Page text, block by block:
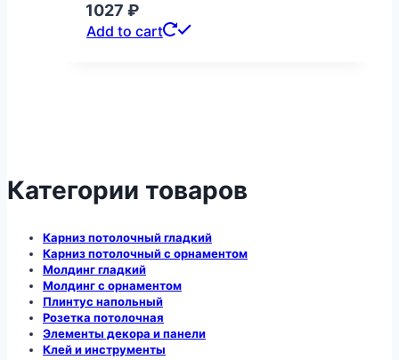
1027 ₽
Add to cart
Категории товаров
Карниз потолочный гладкий
Карниз потолочный с орнаментом
Молдинг гладкий
Молдинг с орнаментом
Плинтус напольный
Розетка потолочная
Элементы декора и панели
Клей и инструменты